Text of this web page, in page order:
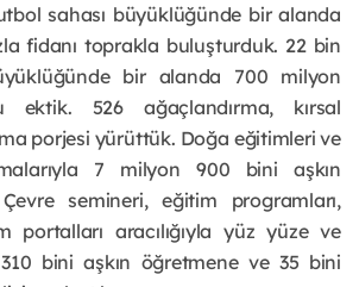
sahası büyüklüğünde bir alanda
fidanı toprakla buluşturduk. 22 bin
bir alanda 700 milyon
ektik. 526 ağaçlandırma, kırsal
porjesi yürüttük. Doğa eğitimleri ve
7 milyon 900 bini aşkın
semineri, eğitim programları,
portalları aracılığıyla yüz yüze ve
bini aşkın öğretmene ve 35 bini